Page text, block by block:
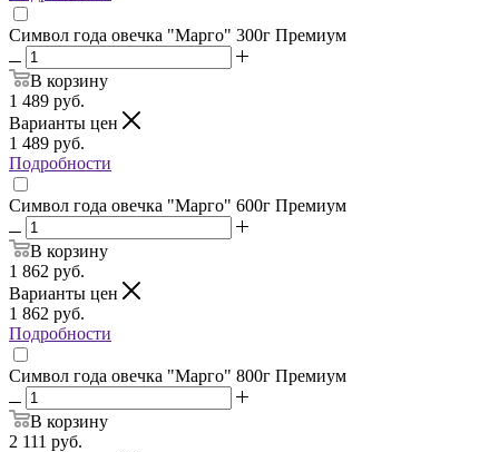
Символ года овечка "Марго" 300г Премиум
В корзину
1 489 руб.
Варианты цен
1 489 руб.
Подробности
Символ года овечка "Марго" 600г Премиум
В корзину
1 862 руб.
Варианты цен
1 862 руб.
Подробности
Символ года овечка "Марго" 800г Премиум
В корзину
2 111 руб.